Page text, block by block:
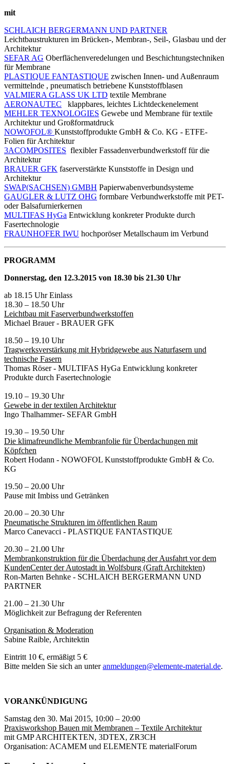
mit
SCHLAICH BERGERMANN UND PARTNER
Leichtbaustrukturen im Brücken-, Membran-, Seil-, Glasbau und der
Architektur
SEFAR AG Oberflächenveredelungen und Beschichtungstechniken
für Membrane
PLASTIQUE FANTASTIQUE zwischen Innen- und Außenraum
vermittelnde , pneumatisch betriebene Kunststoffblasen
VALMIERA GLASS UK LTD textile Membrane
AERONAUTEC klappbares, leichtes Lichtdeckenelement
MEHLER TEXNOLOGIES Gewebe und Membrane für textile
Architektur und Großformatdruck
NOWOFOL® Kunststoffprodukte GmbH & Co. KG - ETFE-
Folien für Architektur
3ACOMPOSITES flexibler Fassadenverbundwerkstoff für die
Architektur
BRAUER GFK faserverstärkte Kunststoffe in Design und
Architektur
SWAP(SACHSEN) GMBH Papierwabenverbundsysteme
GAUGLER & LUTZ OHG formbare Verbundwerkstoffe mit PET-
oder Balsafurnierkernen
MULTIFAS HyGa Entwicklung konkreter Produkte durch
Fasertechnologie
FRAUNHOFER IWU hochporöser Metallschaum im Verbund
PROGRAMM
Donnerstag, den 12.3.2015 von 18.30 bis 21.30 Uhr
ab 18.15 Uhr Einlass
18.30 – 18.50 Uhr
Leichtbau mit Faserverbundwerkstoffen
Michael Brauer - BRAUER GFK
18.50 – 19.10 Uhr
Tragwerksverstärkung mit Hybridgewebe aus Naturfasern und
technische Fasern
Thomas Röser - MULTIFAS HyGa Entwicklung konkreter
Produkte durch Fasertechnologie
19.10 – 19.30 Uhr
Gewebe in der textilen Architektur
Ingo Thalhammer- SEFAR GmbH
19.30 – 19.50 Uhr
Die klimafreundliche Membranfolie für Überdachungen mit
Köpfchen
Robert Hodann - NOWOFOL Kunststoffprodukte GmbH & Co.
KG
19.50 – 20.00 Uhr
Pause mit Imbiss und Getränken
20.00 – 20.30 Uhr
Pneumatische Strukturen im öffentlichen Raum
Marco Canevacci - PLASTIQUE FANTASTIQUE
20.30 – 21.00 Uhr
Membrankonstruktion für die Überdachung der Ausfahrt vor dem
KundenCenter der Autostadt in Wolfsburg (Graft Architekten)
Ron-Marten Behnke - SCHLAICH BERGERMANN UND
PARTNER
21.00 – 21.30 Uhr
Möglichkeit zur Befragung der Referenten
Organisation & Moderation
Sabine Raible, Architektin
Eintritt 10 €, ermäßigt 5 €
Bitte melden Sie sich an unteranmeldungen@elemente-material.de.
VORANKÜNDIGUNG
Samstag den 30. Mai 2015, 10:00 – 20:00
Praxisworkshop Bauen mit Membranen – Textile Architektur
mit GMP ARCHITEKTEN, 3DTEX, ZR3CH
Organisation: ACAMEM und ELEMENTE materialForum